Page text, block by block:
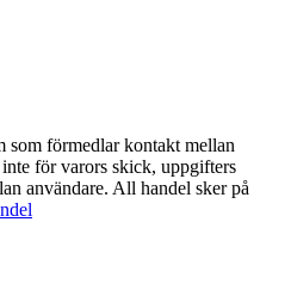
som förmedlar kontakt mellan
för varors skick, uppgifters
användare. All handel sker på